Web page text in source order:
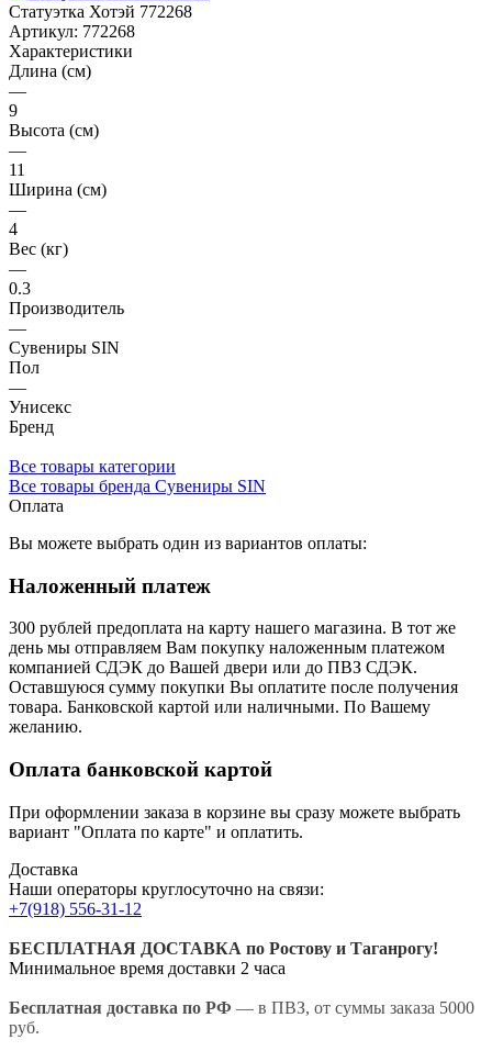
Статуэтка Хотэй 772268
Артикул: 772268
Характеристики
Длина (см)
—
9
Высота (см)
—
11
Ширина (см)
—
4
Вес (кг)
—
0.3
Производитель
—
Сувениры SIN
Пол
—
Унисекс
Бренд
Все товары категории
Все товары бренда Сувениры SIN
Оплата
Вы можете выбрать один из вариантов оплаты:
Наложенный платеж
300 рублей предоплата на карту нашего магазина. В тот же
день мы отправляем Вам покупку наложенным платежом
компанией СДЭК до Вашей двери или до ПВЗ СДЭК.
Оставшуюся сумму покупки Вы оплатите после получения
товара. Банковской картой или наличными. По Вашему
желанию.
Оплата банковской картой
При оформлении заказа в корзине вы сразу можете выбрать
вариант "Оплата по карте" и оплатить.
Доставка
Наши операторы круглосуточно на связи:
+7(918) 556-31-12
БЕСПЛАТНАЯ ДОСТАВКА по Ростову и Таганрогу!
Минимальное время доставки 2 часа
Бесплатная доставка по РФ — в ПВЗ, от суммы заказа 5000
руб.